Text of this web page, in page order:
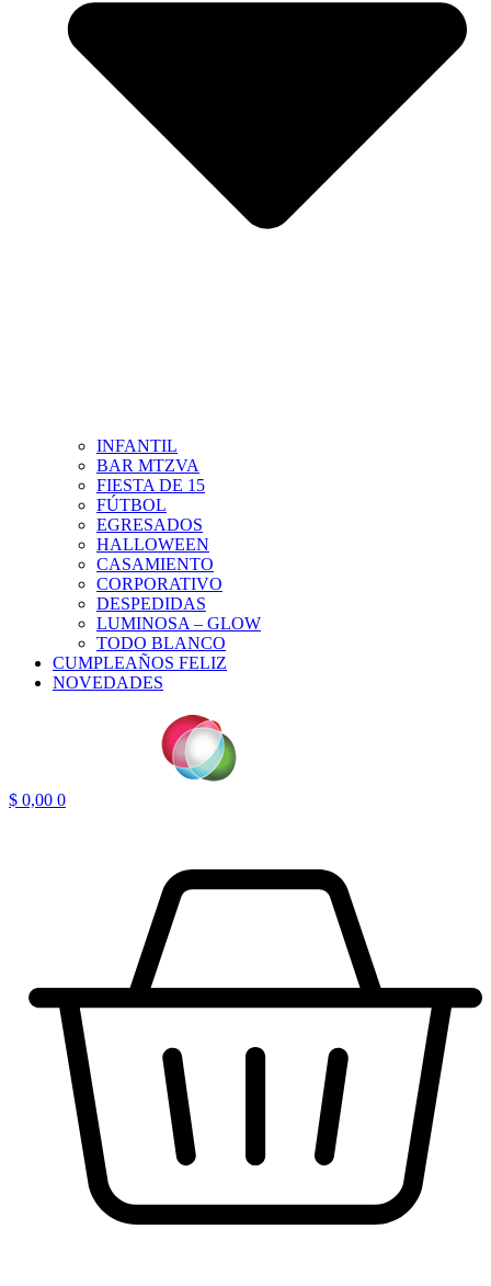
INFANTIL
BAR MTZVA
FIESTA DE 15
FÚTBOL
EGRESADOS
HALLOWEEN
CASAMIENTO
CORPORATIVO
DESPEDIDAS
LUMINOSA – GLOW
TODO BLANCO
CUMPLEAÑOS FELIZ
NOVEDADES
$ 0,00 0